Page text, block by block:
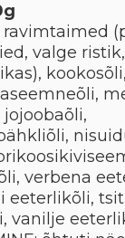
ravimtaimed
valge ristik,
kookosõli,
jojoobaõli,
verbena
eeterlikõli,
vanilje